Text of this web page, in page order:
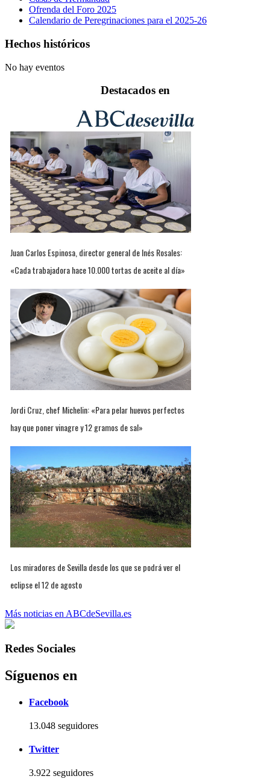
Ofrenda del Foro 2025
Calendario de Peregrinaciones para el 2025-26
Hechos históricos
No hay eventos
Destacados en
Juan Carlos Espinosa, director general de Inés Rosales:
«Cada trabajadora hace 10.000 tortas de aceite al día»
Jordi Cruz, chef Michelin: «Para pelar huevos perfectos
hay que poner vinagre y 12 gramos de sal»
Los miradores de Sevilla desde los que se podrá ver el
eclipse el 12 de agosto
Más noticias en ABCdeSevilla.es
Redes Sociales
Síguenos en
Facebook
13.048 seguidores
Twitter
3.922 seguidores